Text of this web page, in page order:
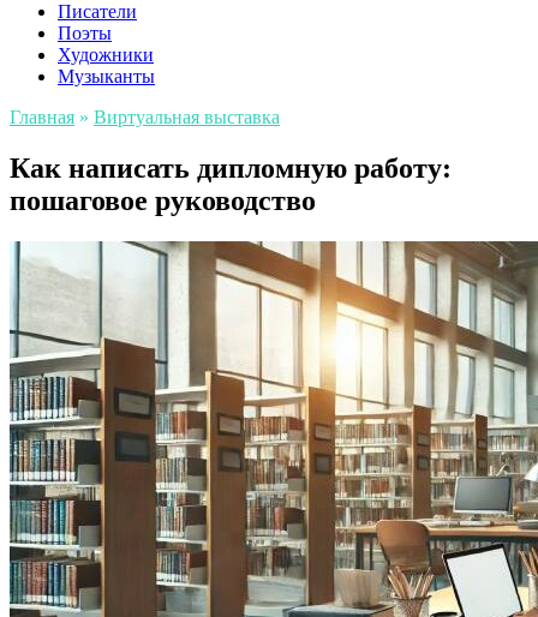
Писатели
Поэты
Художники
Музыканты
Главная » Виртуальная выставка
Как написать дипломную работу:
пошаговое руководство